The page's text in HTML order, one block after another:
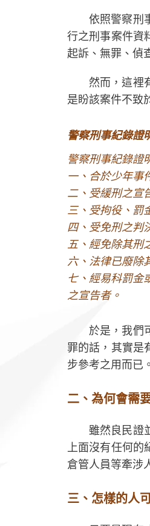
依照警察刑
行之刑事案件資
起訴、無罪、偵
然而，這裡
是盼該案件不致
警察刑事紀錄證
警察刑事紀錄證
一、合於少年事
二、受緩刑之宣
三、受拘役、罰
四、受免刑之判
五、經免除其刑
六、法律已廢除
七、經易科罰金
之宣告者。
於是，我們
罪的話，其實是
步參考之用而已。
二、為何會需
雖然良民證
上面沒有任何的
倉管人員等牽涉
三、怎樣的人